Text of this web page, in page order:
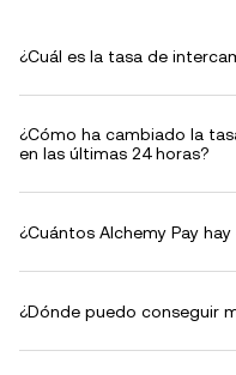
¿Cuál es la tasa de
¿Cómo ha cambiado la
en las últimas 24 horas?
¿Cuántos Alchemy Pay
¿Dónde puedo conseguir